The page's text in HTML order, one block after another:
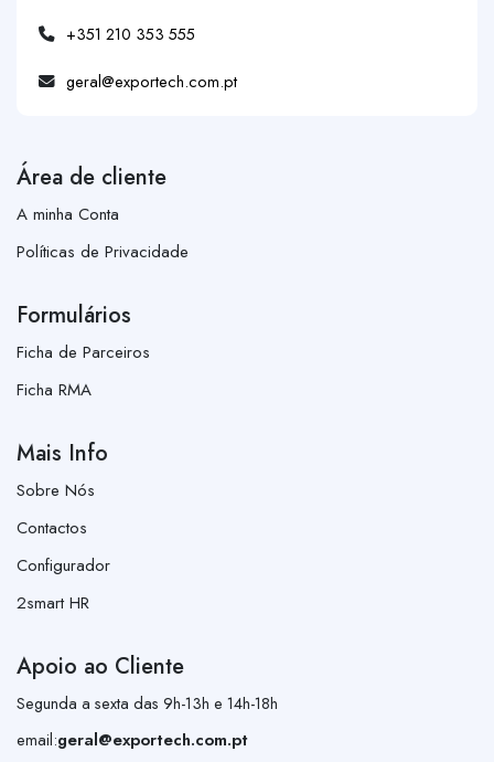
+351 210 353 555
geral@exportech.com.pt
Área de cliente
A minha Conta
Políticas de Privacidade
Formulários
Ficha de Parceiros
Ficha RMA
Mais Info
Sobre Nós
Contactos
Configurador
2smart HR
Apoio ao Cliente
Segunda a sexta das 9h-13h e 14h-18h
email:geral@exportech.com.pt